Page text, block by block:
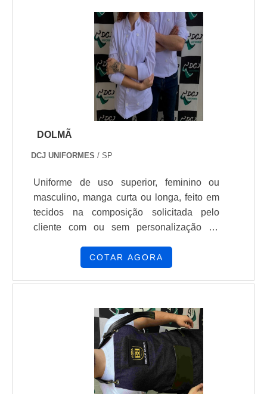
comentado, compreender a importância do
uniforme NR10 é fundamental para
assegurar a segurança e a saúde dos
trabalhadores que lidam com eletricidade.
Além disso, esse uniforme deve estar de
acordo com as exigências legais
estabelecidas pela norma regulamentadora
10, evitando possíveis penalidades e
multas às empresas.
constantemente treinados; Atua conforme
as rigorosas especificações dos órgãos
regulamentadores; Dispõe de instrumentos
e ferramentas de última tecnologia para a.
DOLMÃ
DCJ UNIFORMES / SP
Uniforme de uso superior, feminino ou
masculino, manga curta ou longa, feito em
tecidos na composição solicitada pelo
cliente com ou sem personalização da
COTAR AGORA